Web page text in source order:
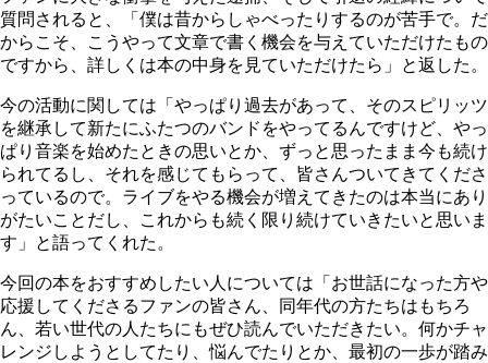
質問されると、「僕は昔からしゃべったりするのが苦手で。だ
からこそ、こうやって文章で書く機会を与えていただけたもの
ですから、詳しくは本の中身を見ていただけたら」と返した。
今の活動に関しては「やっぱり過去があって、そのスピリッツ
を継承して新たにふたつのバンドをやってるんですけど、やっ
ぱり音楽を始めたときの思いとか、ずっと思ったまま今も続け
られてるし、それを感じてもらって、皆さんついてきてくださ
っているので。ライブをやる機会が増えてきたのは本当にあり
がたいことだし、これからも続く限り続けていきたいと思いま
す」と語ってくれた。
今回の本をおすすめしたい人については「お世話になった方や
応援してくださるファンの皆さん、同年代の方たちはもちろ
ん、若い世代の人たちにもぜひ読んでいただきたい。何かチャ
レンジしようとしてたり、悩んでたりとか、最初の一歩が踏み